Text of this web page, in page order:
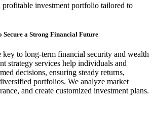
profitable investment portfolio tailored to
Secure a Strong Financial Future
to long-term financial security and wealth
strategy services help individuals and
decisions, ensuring steady returns,
portfolios. We analyze market
and create customized investment plans.